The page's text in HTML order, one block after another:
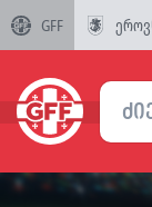
GFF